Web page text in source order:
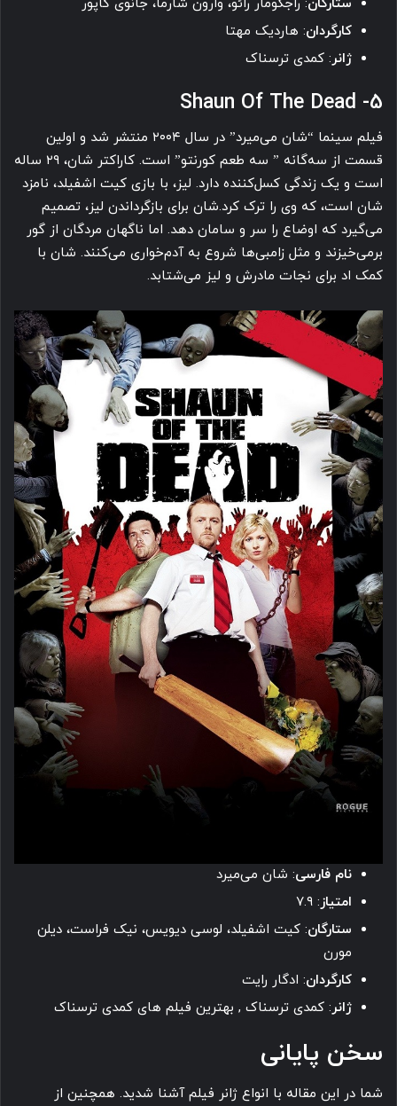
ستارگان: راجکومار رائو، وارون شارما، جانوی کاپور
کارگردان: هاردیک مهتا
ژانر: کمدی ترسناک
5- Shaun Of The Dead
فیلم سینما “شان می‌میرد” در سال ۲۰۰۴ منتشر شد و اولین
قسمت از سه‌گانه ” سه طعم کورنتو” است. کاراکتر شان، ۲۹ ساله
است و یک زندگی کسل‌کننده دارد. لیز، با بازی کیت اشفیلد، نامزد
شان است، که وی را ترک کرد.شان برای بازگرداندن لیز، تصمیم
می‌گیرد که اوضاع را سر و سامان دهد. اما ناگهان مردگان از گور
برمی‌خیزند و مثل زامبی‌ها شروع به آدم‌خواری می‌کنند. شان با
کمک اد برای نجات مادرش و لیز می‌شتابد.
نام فارسی: شان می‌میرد
امتیاز: ۷.۹
ستارگان: کیت اشفیلد، لوسی دیویس، نیک فراست، دیلن
مورن
کارگردان: ادگار رایت
ژانر: کمدی ترسناک , بهترین فیلم های کمدی ترسناک
سخن پایانی
شما در این مقاله با انواع ژانر فیلم آشنا شدید. همچنین از